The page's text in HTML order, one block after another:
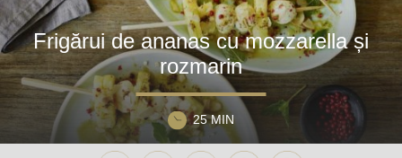
Frigărui de ananas cu mozzarella și
rozmarin
25 MIN